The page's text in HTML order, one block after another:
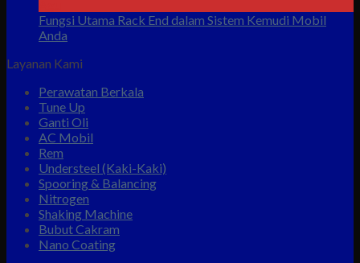
Fungsi Utama Rack End dalam Sistem Kemudi Mobil
Anda
Layanan Kami
Perawatan Berkala
Tune Up
Ganti Oli
AC Mobil
Rem
Understeel (Kaki-Kaki)
Spooring & Balancing
Nitrogen
Shaking Machine
Bubut Cakram
Nano Coating